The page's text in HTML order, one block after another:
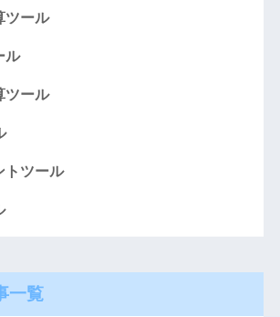
ツール
ル
ツール
トツール
一覧